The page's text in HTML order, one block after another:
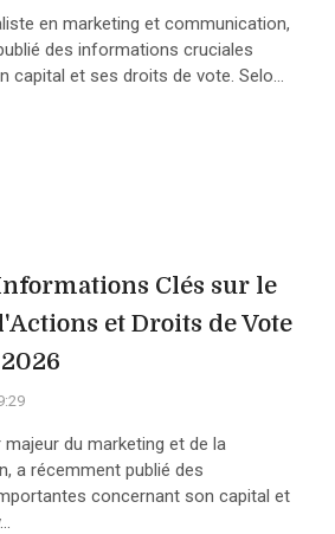
en marketing et communication,
des informations cruciales
capital et ses droits de vote. Selo...
Clés sur le
et Droits de Vote
majeur du marketing et de la
a récemment publié des
concernant son capital et